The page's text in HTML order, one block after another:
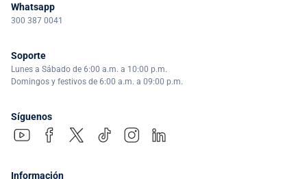
Whatsapp
300 387 0041
Soporte
Lunes a Sábado de 6:00 a.m. a 10:00 p.m.
Domingos y festivos de 6:00 a.m. a 09:00 p.m.
Síguenos
Información